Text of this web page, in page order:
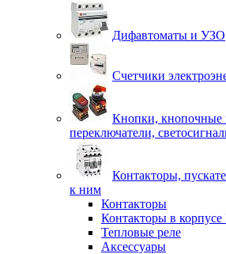
Дифавтоматы и УЗО
Счетчики
Кнопки, кнопочные
переключатели,
Контакторы,
к ним
Контакторы
Контакторы в корпусе
Тепловые реле
Аксессуары